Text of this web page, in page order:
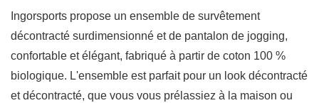
Ingorsports propose un ensemble de survêtement
décontracté surdimensionné et de pantalon de jogging,
confortable et élégant, fabriqué à partir de coton 100 %
biologique. L'ensemble est parfait pour un look décontracté
et décontracté, que vous vous prélassiez à la maison ou